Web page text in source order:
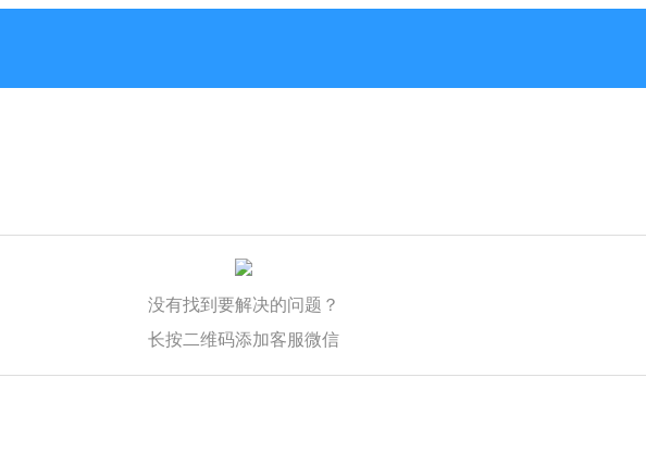
没有找到要解决的问题？
长按二维码添加客服微信